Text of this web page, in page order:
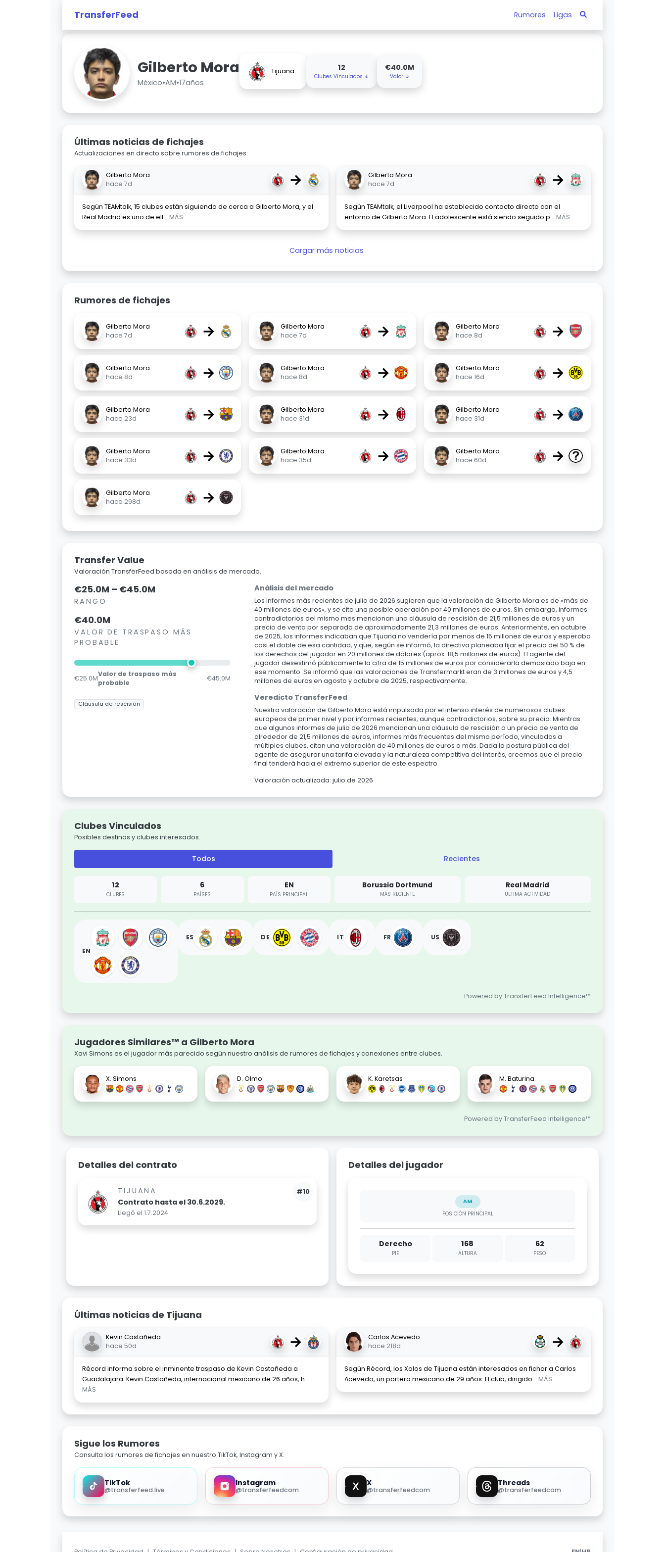
TransferFeed Rumores Ligas
Gilberto Mora
México•AM•17años
Tijuana 12
Clubes Vinculados ↓
€40.0M
Valor ↓
Últimas noticias de fichajes
Actualizaciones en directo sobre rumores de fichajes.
Gilberto Mora
hace 7d
→
Según TEAMtalk, 15 clubes están siguiendo de cerca a Gilberto Mora, y el
Real Madrid es uno de ell... MÁS
Gilberto Mora
hace 7d
→
Según TEAMtalk, el Liverpool ha establecido contacto directo con el
entorno de Gilberto Mora. El adolescente está siendo seguido p... MÁS
Cargar más noticias
Rumores de fichajes
Gilberto Mora
hace 7d
→
Gilberto Mora
hace 7d
→
Gilberto Mora
hace 8d
→
Gilberto Mora
hace 8d
→
Gilberto Mora
hace 8d
→
Gilberto Mora
hace 16d
→
Gilberto Mora
hace 23d
→
Gilberto Mora
hace 31d
→
Gilberto Mora
hace 31d
→
Gilberto Mora
hace 33d
→
Gilberto Mora
hace 35d
→
Gilberto Mora
hace 60d
→
Gilberto Mora
hace 298d
→
Transfer Value
Valoración TransferFeed basada en análisis de mercado.
€25.0M – €45.0M
RANGO
€40.0M
VALOR DE TRASPASO MÁS
PROBABLE
€25.0M
Valor de traspaso más
probable
€45.0M
Cláusula de rescisión
Análisis del mercado
Los informes más recientes de julio de 2026 sugieren que la valoración de Gilberto Mora es de «más de
40 millones de euros», y se cita una posible operación por 40 millones de euros. Sin embargo, informes
contradictorios del mismo mes mencionan una cláusula de rescisión de 21,5 millones de euros y un
precio de venta por separado de aproximadamente 21,3 millones de euros. Anteriormente, en octubre
de 2025, los informes indicaban que Tijuana no vendería por menos de 15 millones de euros y esperaba
casi el doble de esa cantidad, y que, según se informó, la directiva planeaba fijar el precio del 50 % de
los derechos del jugador en 20 millones de dólares (aprox. 18,5 millones de euros). El agente del
jugador desestimó públicamente la cifra de 15 millones de euros por considerarla demasiado baja en
ese momento. Se informó que las valoraciones de Transfermarkt eran de 3 millones de euros y 4,5
millones de euros en agosto y octubre de 2025, respectivamente.
Veredicto TransferFeed
Nuestra valoración de Gilberto Mora está impulsada por el intenso interés de numerosos clubes
europeos de primer nivel y por informes recientes, aunque contradictorios, sobre su precio. Mientras
que algunos informes de julio de 2026 mencionan una cláusula de rescisión o un precio de venta de
alrededor de 21,5 millones de euros, informes más frecuentes del mismo período, vinculados a
múltiples clubes, citan una valoración de 40 millones de euros o más. Dada la postura pública del
agente de asegurar una tarifa elevada y la naturaleza competitiva del interés, creemos que el precio
final tenderá hacia el extremo superior de este espectro.
Valoración actualizada: julio de 2026
Clubes Vinculados
Posibles destinos y clubes interesados.
Todos Recientes
12
CLUBES
6
PAÍSES
EN
PAÍS PRINCIPAL
Borussia Dortmund
MÁS RECIENTE
Real Madrid
ÚLTIMA ACTIVIDAD
EN
ES DE IT FR US
Powered by TransferFeed Intelligence™
Jugadores Similares™ a Gilberto Mora
Xavi Simons es el jugador más parecido según nuestro análisis de rumores de fichajes y conexiones entre clubes.
X. Simons D. Olmo K. Karetsas M. Baturina
Powered by TransferFeed Intelligence™
Detalles del contrato
#10
TIJUANA
Contrato hasta el 30.6.2029.
Llegó el 1.7.2024.
Detalles del jugador
AM
POSICIÓN PRINCIPAL
Derecho
PIE
168
ALTURA
62
PESO
Últimas noticias de Tijuana
Kevin Castañeda
hace 50d
→
Récord informa sobre el inminente traspaso de Kevin Castañeda a
Guadalajara. Kevin Castañeda, internacional mexicano de 26 años, h...
MÁS
Carlos Acevedo
hace 218d
→
Según Récord, los Xolos de Tijuana están interesados en fichar a Carlos
Acevedo, un portero mexicano de 29 años. El club, dirigido... MÁS
Sigue los Rumores
Consulta los rumores de fichajes en nuestro TikTok, Instagram y X.
TikTok
@transferfeed.live
Instagram
@transferfeedcom
X
@transferfeedcom
Threads
@transferfeedcom